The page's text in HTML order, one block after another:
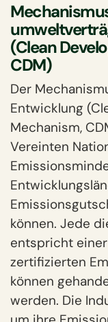
(Clean
CDM)
Der
Entwicklung
Mechanism,
Vereinten
können. Jede
entspricht einer
zertifizierten
können
werden. Die